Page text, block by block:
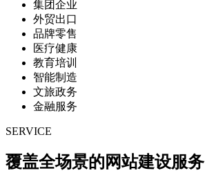
集团企业
外贸出口
品牌零售
医疗健康
教育培训
智能制造
文旅政务
金融服务
SERVICE
覆盖全场景的网站建设服务